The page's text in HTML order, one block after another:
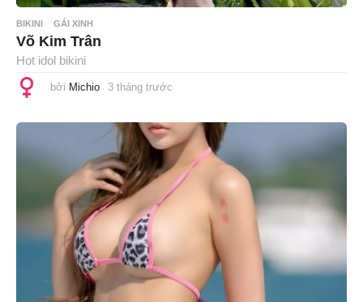
BIKINI GÁI XINH
Võ Kim Trân
Hot idol bikini
bởi Michio 3 tháng trước
á
g
r
ư
ớ